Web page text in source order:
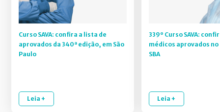
Curso SAVA: confira a lista de
aprovados da 340ª edição, em São
Paulo
Leia +
339º Curso SAVA:
médicos aprovados
SBA
Leia +